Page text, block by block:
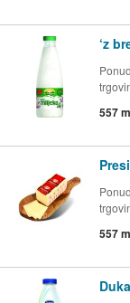
‘z
557 m
557 m